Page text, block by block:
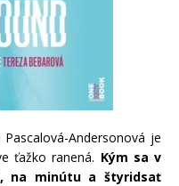
Andersonová je
ťažko ranená. Kým sa v
na minútu a štyridsať